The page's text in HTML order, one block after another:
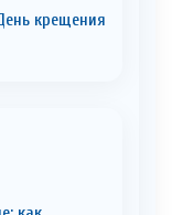
крещения